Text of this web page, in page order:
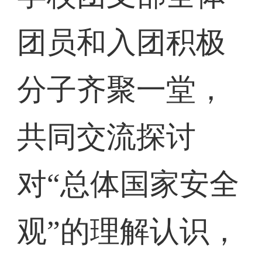
团员和入团积极
分子齐聚一堂，
共同交流探讨
对“总体国家安全
观”的理解认识，